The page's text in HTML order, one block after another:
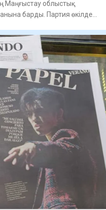
Маңғыстау облыстық
барды. Партия өкілдері